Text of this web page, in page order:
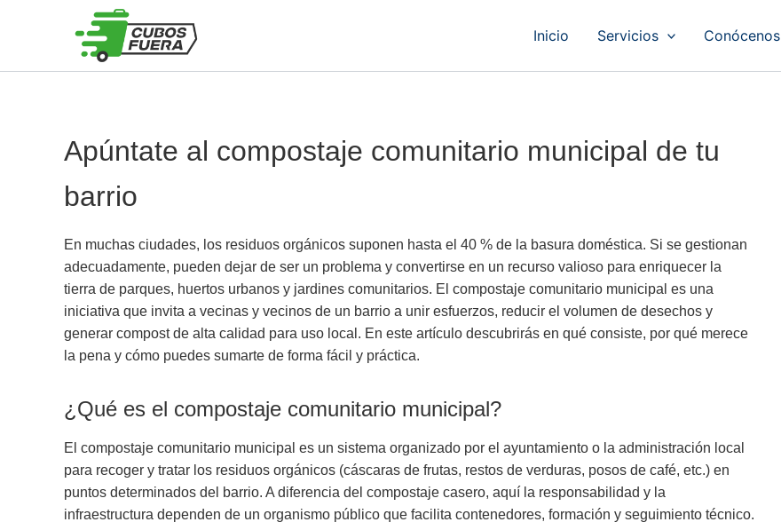
Inicio Servicios Conócenos
Apúntate al compostaje comunitario municipal de tu
barrio
En muchas ciudades, los residuos orgánicos suponen hasta el 40 % de la basura doméstica. Si se gestionan
adecuadamente, pueden dejar de ser un problema y convertirse en un recurso valioso para enriquecer la
tierra de parques, huertos urbanos y jardines comunitarios. El compostaje comunitario municipal es una
iniciativa que invita a vecinas y vecinos de un barrio a unir esfuerzos, reducir el volumen de desechos y
generar compost de alta calidad para uso local. En este artículo descubrirás en qué consiste, por qué merece
la pena y cómo puedes sumarte de forma fácil y práctica.
¿Qué es el compostaje comunitario municipal?
El compostaje comunitario municipal es un sistema organizado por el ayuntamiento o la administración local
para recoger y tratar los residuos orgánicos (cáscaras de frutas, restos de verduras, posos de café, etc.) en
puntos determinados del barrio. A diferencia del compostaje casero, aquí la responsabilidad y la
infraestructura dependen de un organismo público que facilita contenedores, formación y seguimiento técnico.